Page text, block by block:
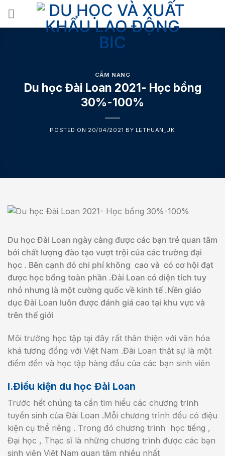
content
CẨM NANG
Du học Đài Loan 2021- Học bổng
30%-100%
POSTED ON 20/04/2021 BY LETHUAN_UK
Du học Đài Loan ngày càng được các bạn trẻ quan tâm
bởi chất lượng đào tạo vượt trội của các trường đại
học . Bên cạnh đó chi phí không cao và có cơ hội đạt
được học bổng toàn phần .Đài Loan có diện tích tuy
nhỏ nhưng là một cường quốc về kinh tế .Nền giáo
dục Đài Loan luôn được đánh giá cao tại khu vực và
trên thế giới
Môi trường học tập tại đây rất thân thiện với văn hóa
khá tương đồng với Việt Nam .Đài Loan thật sự là một
điểm đến và học tập hàng đầu của các bạn sinh viên
I.Điều kiện du học Đài Loan
Trước hết chúng ta cần tìm hiểu các chương trình
tuyển sinh của Đài Loan .Mỗi chương trình đều có điệu
kiện cụ thể riêng . Trong đó chương trình học tiếng ,
Đại học , Thạc sĩ là những chương trình được các bạn
sinh viên Việt Nam quan tâm nhiều nhất